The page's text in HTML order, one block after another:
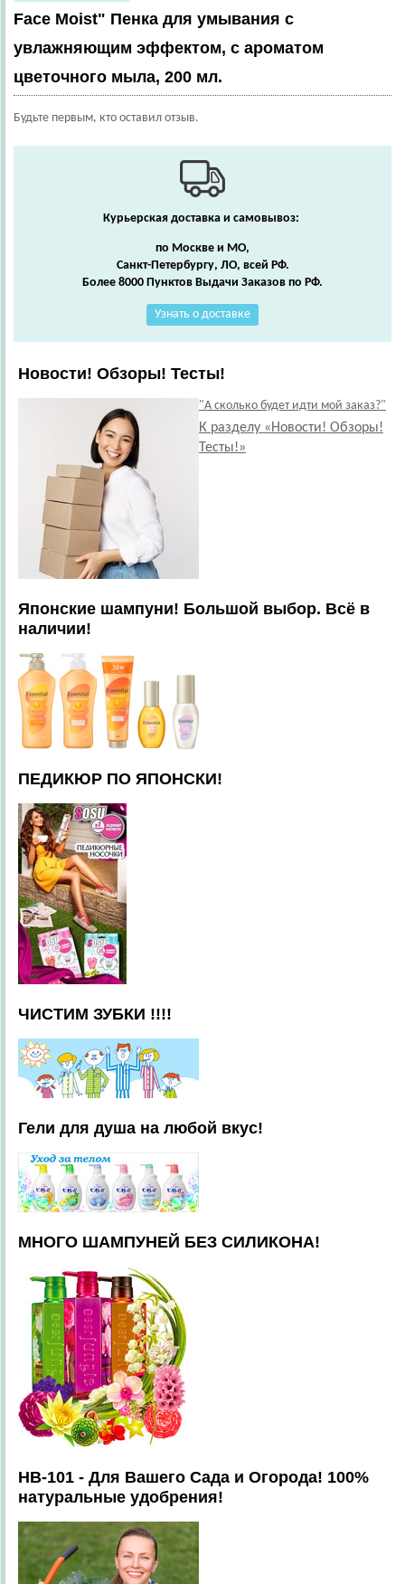
Face Moist" Пенка для умывания с
увлажняющим эффектом, c ароматом
цветочного мыла, 200 мл.
Будьте первым, кто оставил отзыв.
Курьерская доставка и самовывоз:
по Москве и МО,
Санкт-Петербургу, ЛО, всей РФ.
Более 8000 Пунктов Выдачи Заказов по РФ.
Узнать о доставке
Новости! Обзоры! Тесты!
"А сколько будет идти мой заказ?"
К разделу «Новости! Обзоры!
Тесты!»
Японские шампуни! Большой выбор. Всё в
наличии!
ПЕДИКЮР ПО ЯПОНСКИ!
ЧИСТИМ ЗУБКИ !!!!
Гели для душа на любой вкус!
МНОГО ШАМПУНЕЙ БЕЗ СИЛИКОНА!
HB-101 - Для Вашего Сада и Огорода! 100%
натуральные удобрения!